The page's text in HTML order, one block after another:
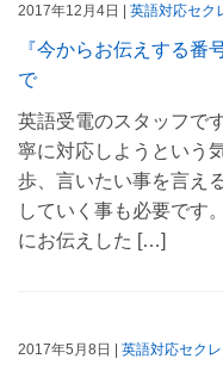
2017年12月4日 | 英語対応セク
『今からお伝えする番
で
英語受電のスタッフで
寧に対応しようという
歩、言いたい事を言え
していく事も必要です
にお伝えした […]
2017年5月8日 | 英語対応セク